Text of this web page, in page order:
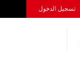
تسجيل الدخول